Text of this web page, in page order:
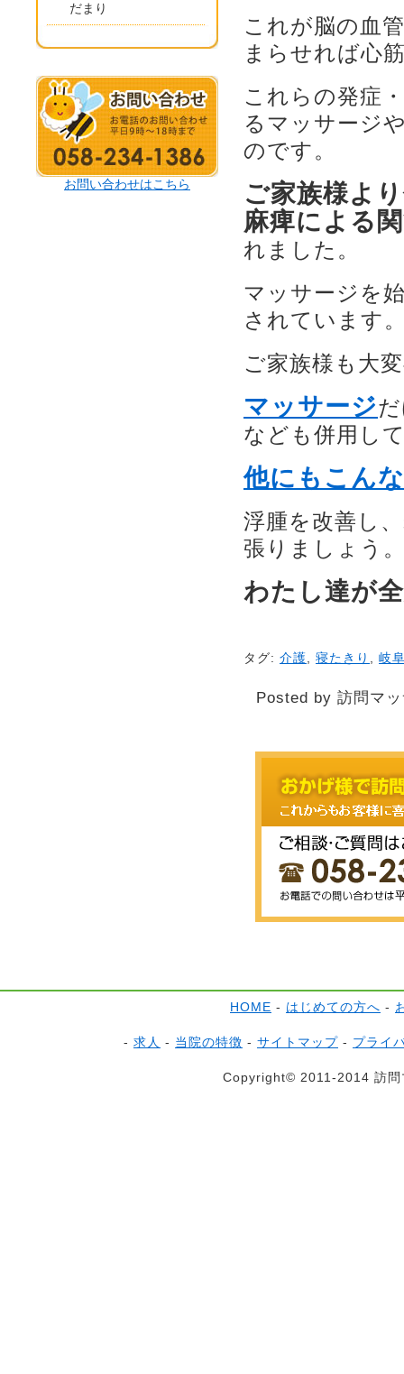
これが脳の血
まらせれば心
これらの発症
るマッサージ
のです。
ご家族様よ
麻痺による
れました。
マッサージを
されています
ご家族様も大
マッサージ
なども併用し
他にもこん
浮腫を改善し
張りましょう
わたし達が
タグ: 介護, 寝たきり , 岐
Posted by 訪問マ
だまり
お問い合わせはこちら
HOME - はじめての方へ -
- 求人 - 当院の特徴 - サイトマップ - プライ
Copyright© 2011-2014 訪問